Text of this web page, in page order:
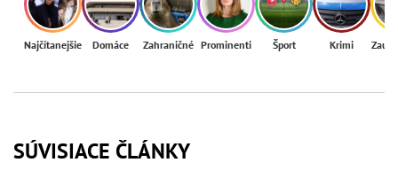
Najčítanejšie Domáce Zahraničné Prominenti Šport Krimi
SÚVISIACE ČLÁNKY